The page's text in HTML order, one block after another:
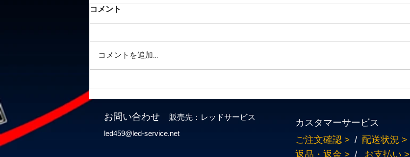
KNP
コメント
コメントを追加…
お問い合わせ
販売先：レッドサービス
led459@led-service.net
カスタマーサービス
ご注文確認 > / 配送状況 >
返品・返金 > / お支払い >